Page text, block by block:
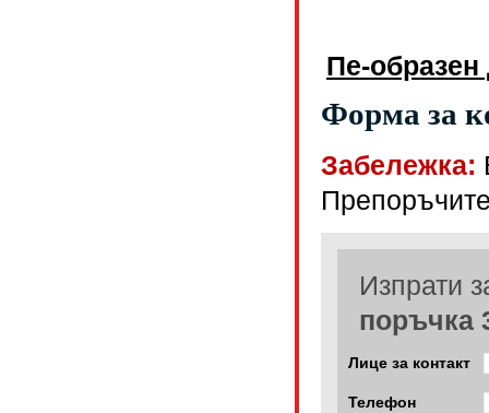
Пе-образен
Форма за
Забележка:
Изпрати
поръчка
Лице за контакт
Телефон